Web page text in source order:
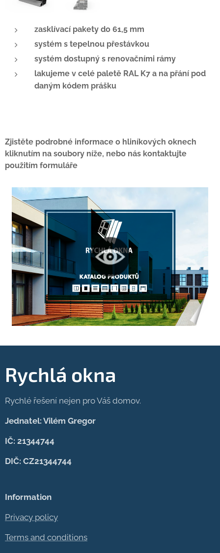
zasklívací pakety do 61,5 mm
systém s tepelnou přestávkou
systém dostupný s renovačními rámy
lakujeme v celé paletě RAL K7 a na přání pod
daným kódem prášku
Zjistěte podrobné informace o hliníkových oknech
kliknutím na soubory níže, nebo nás kontaktujte
použitím formuláře
Rychlá okna
Rychlé řešení nejen pro Váš domov.
Jednatel: Vilém Gregor
IČ: 21344744
DIČ: CZ21344744
Information
Privacy policy
Terms and conditions